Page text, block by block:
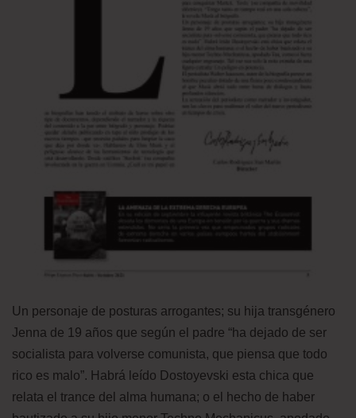
Un personaje de posturas arrogantes; su hija transgénero
Jenna de 19 años que según el padre “ha dejado de ser
socialista para volverse comunista, que piensa que todo
rico es malo”. Habrá leído Dostoyevski esta chica que
relata el trance del alma humana; o el hecho de haber